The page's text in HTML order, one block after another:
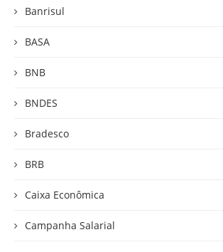
Banrisul
BASA
BNB
BNDES
Bradesco
BRB
Caixa Econômica
Campanha Salarial